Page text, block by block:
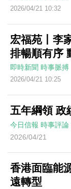
2026/04/21 10:32
宏福苑丨李
排暢順有序
即時新聞 時事脈搏
2026/04/21 10:25
五年綱領 政
今日信報 時事評論
2026/04/21
香港面臨能
遠轉型